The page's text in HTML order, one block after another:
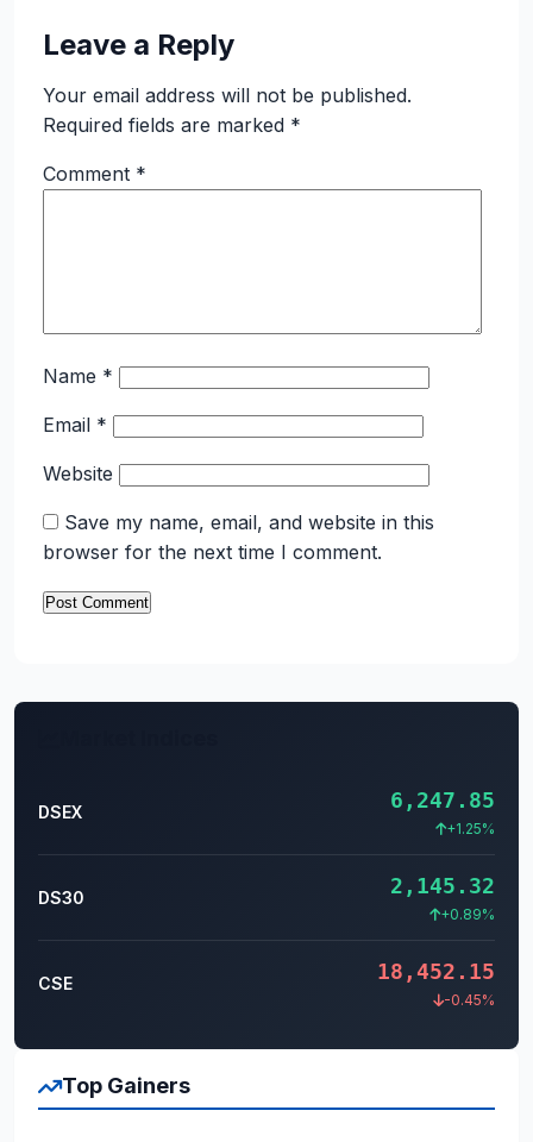
Leave a Reply
Your email address will not be published.
Required fields are marked *
Comment *
Name *
Email *
Website
Save my name, email, and website in this
browser for the next time I comment.
DSEX 6,247.85
+1.25%
DS30 2,145.32
+0.89%
CSE 18,452.15
-0.45%
Top Gainers